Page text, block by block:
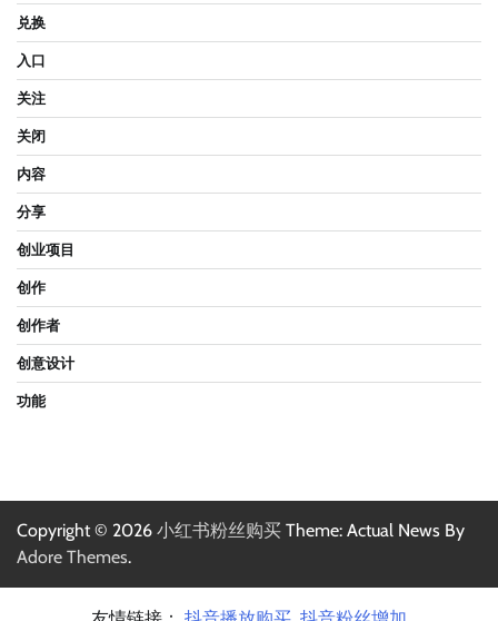
兑换
入口
关注
关闭
内容
分享
创业项目
创作
创作者
创意设计
功能
Copyright © 2026 小红书粉丝购买 Theme: Actual News By
Adore Themes.